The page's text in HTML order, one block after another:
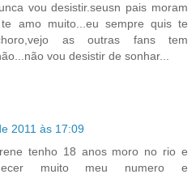
vou desistir.seusn pais moram
amo muito...eu sempre quis te
as outras fans tem
vou desistir de sonhar...
2011 às 17:09
tenho 18 anos moro no rio e
muito meu numero e